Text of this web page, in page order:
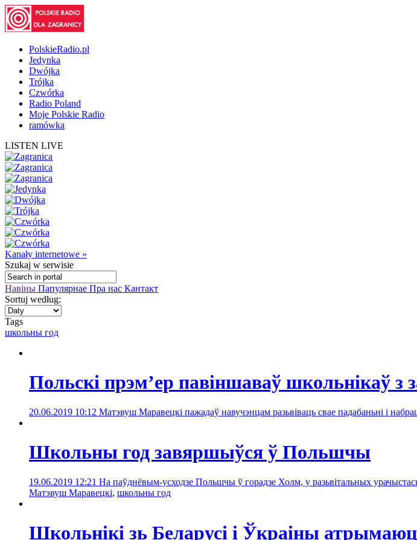
PolskieRadio.pl
Jedynka
Dwójka
Trójka
Czwórka
Radio Poland
Moje Polskie Radio
ramówka
LISTEN LIVE
Kanały internetowe »
Szukaj w serwisie
Навіны Папулярнае Пра нас Кантакт
Sortuj według:
Tags
школьны год
Польскі прэмʼер павіншаваў школьнікаў з
20.06.2019 10:12 Матэвуш Маравецкі пажадаў навучэнцам разьвіваць свае падабаньні і
Школьны год завяршыўся ў Польшчы
19.06.2019 12:21 На паўднёвым-усходзе Польшчы ў горадзе Холм, у разьвітальных
Матэвуш Маравецкі, школьны год
Школьнікі зь Беларусі і Ўкраіны